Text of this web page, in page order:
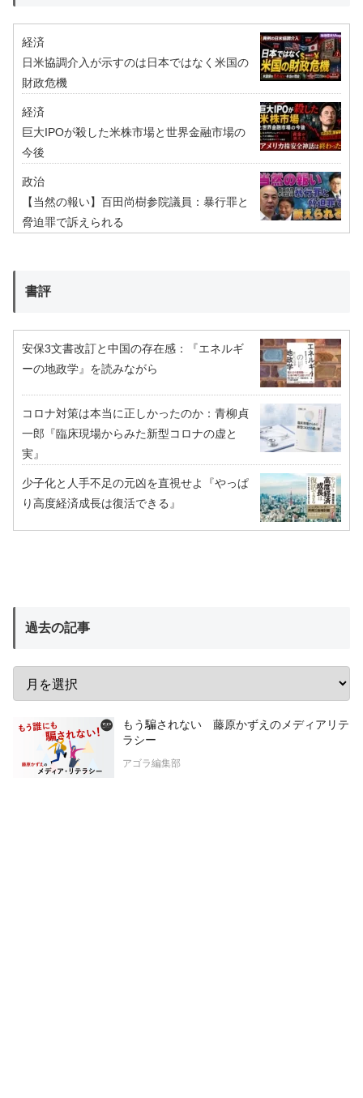
経済
日米協調介入が示すのは日本ではなく米国の
財政危機
経済
巨大IPOが殺した米株市場と世界金融市場の
今後
政治
【当然の報い】百田尚樹参院議員：暴行罪と
脅迫罪で訴えられる
書評
安保3文書改訂と中国の存在感：『エネルギ
ーの地政学』を読みながら
コロナ対策は本当に正しかったのか：青柳貞
一郎『臨床現場からみた新型コロナの虚と
実』
少子化と人手不足の元凶を直視せよ『やっぱ
り高度経済成長は復活できる』
過去の記事
もう騙されない 藤原かずえのメディアリテ
ラシー
アゴラ編集部